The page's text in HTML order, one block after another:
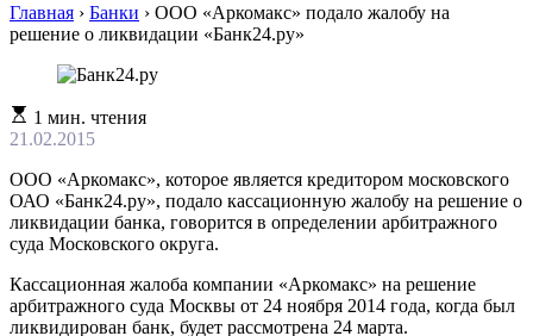
Главная › Банки › ООО «Аркомакс» подало жалобу на
решение о ликвидации «Банк24.ру»
Расчетное
время
1 мин. чтения
21.02.2015
ООО «Аркомакс», которое является кредитором московского
ОАО «Банк24.ру», подало кассационную жалобу на решение о
ликвидации банка, говорится в определении арбитражного
суда Московского округа.
Кассационная жалоба компании «Аркомакс» на решение
арбитражного суда Москвы от 24 ноября 2014 года, когда был
ликвидирован банк, будет рассмотрена 24 марта.